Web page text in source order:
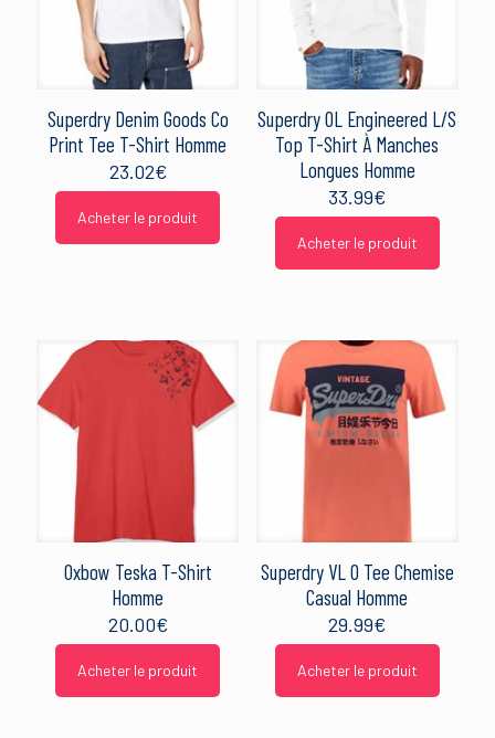
Superdry Denim Goods Co
Print Tee T-Shirt Homme
23.02€
Acheter le produit
Superdry OL Engineered L/S
Top T-Shirt À Manches
Longues Homme
33.99€
Acheter le produit
Oxbow Teska T-Shirt
Homme
20.00€
Acheter le produit
Superdry VL O Tee Chemise
Casual Homme
29.99€
Acheter le produit